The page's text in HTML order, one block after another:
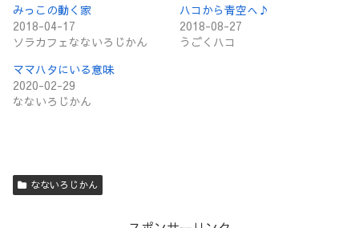
みっこの動く家
2018-04-17
ソラカフェなないろじかん
ハコから青空へ♪
2018-08-27
うごくハコ
ママハタにいる意味
2020-02-29
なないろじかん
なないろじかん